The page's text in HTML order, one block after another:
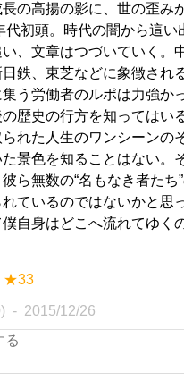
の高揚の影に、世の歪み
代初頭。時代の闇から這い
、文章はつづいていく。
鉄、東芝などに象徴され
う労働者のルポは力強か
歴史の行方を知ってはい
れた人生のワンシーンの
景色を知ることはない。
ら無数の“名もなき者たち
ているのではないかと思
僕自身はどこへ流れてゆく
★33
2015/12/26